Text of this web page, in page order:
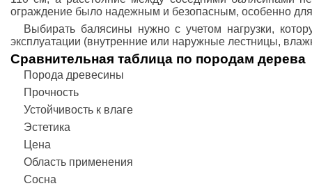
ограждение было надежным и безопасным, особенно
Выбирать балясины нужно с учетом нагрузки,
эксплуатации (внутренние или наружные лестницы,
Сравнительная таблица по породам дерева
Порода древесины
Прочность
Устойчивость к влаге
Эстетика
Цена
Область применения
Сосна